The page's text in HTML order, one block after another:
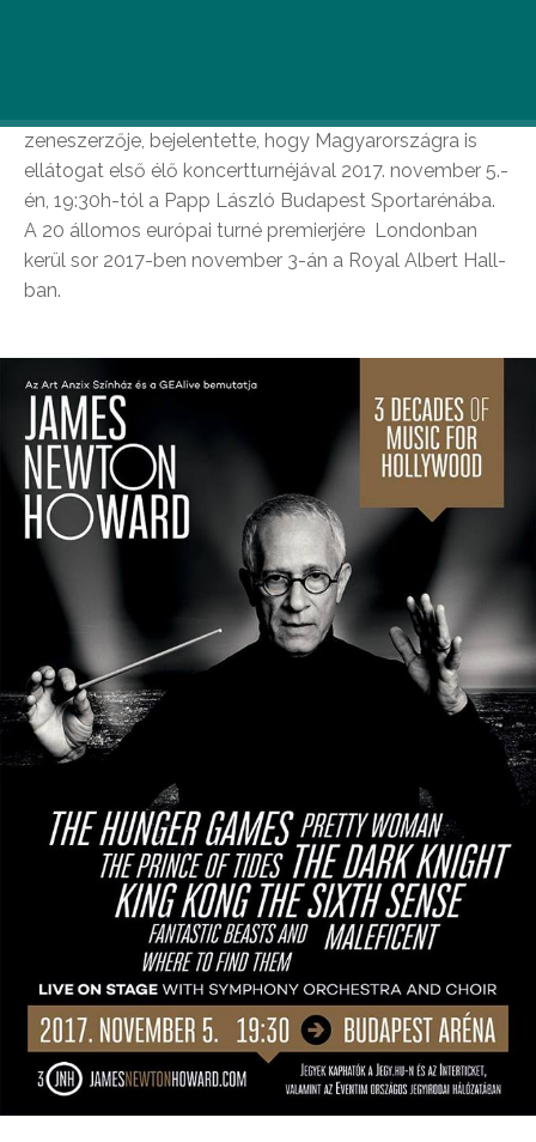
zeneszerzője, bejelentette, hogy Magyarországra is
ellátogat első élő koncertturnéjával 2017. november 5.-
én, 19:30h-tól a Papp László Budapest Sportarénába.
A 20 állomos európai turné premierjére Londonban
kerül sor 2017-ben november 3-án a Royal Albert Hall-
ban.